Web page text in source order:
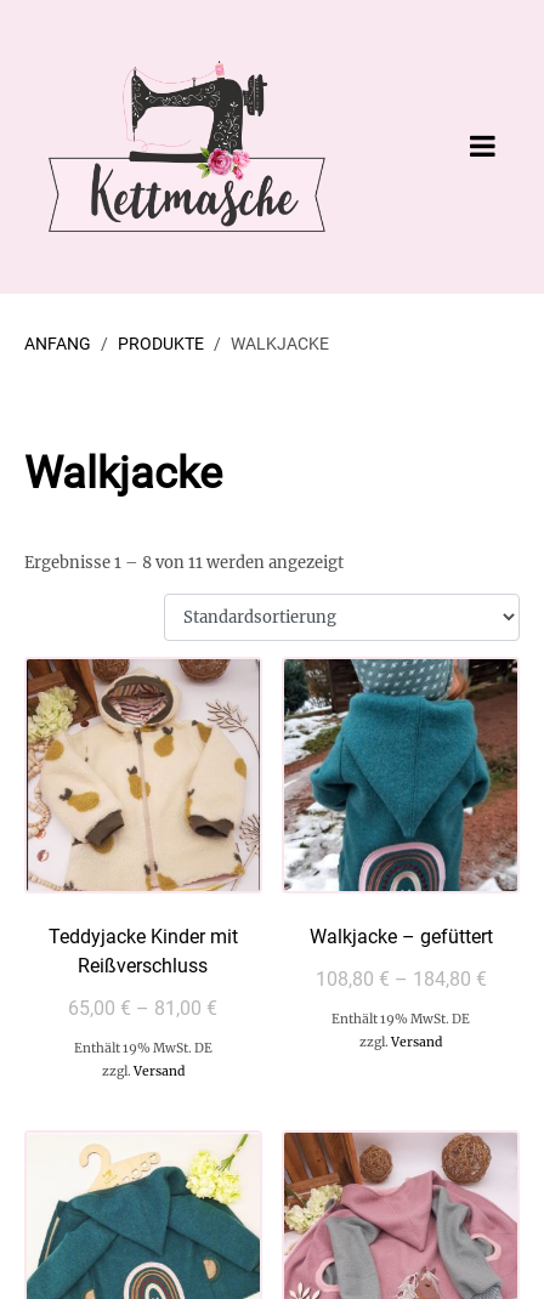
ANFANG PRODUKTE WALKJACKE
Walkjacke
Ergebnisse 1 – 8 von 11 werden angezeigt
Teddyjacke Kinder mit
Reißverschluss
65,00 € – 81,00 €
Enthält 19% MwSt. DE
zzgl.Versand
Walkjacke – gefüttert
108,80 € – 184,80 €
Enthält 19% MwSt. DE
zzgl.Versand